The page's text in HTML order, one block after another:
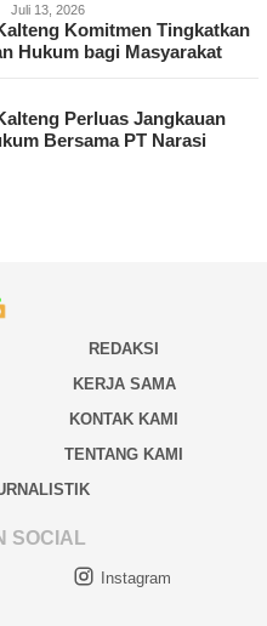
Juli 13, 2026
Komitmen Tingkatkan
Hukum bagi Masyarakat
Perluas Jangkauan
Bersama PT Narasi
REDAKSI
KERJA SAMA
KONTAK KAMI
TENTANG KAMI
SOCIAL
Instagram